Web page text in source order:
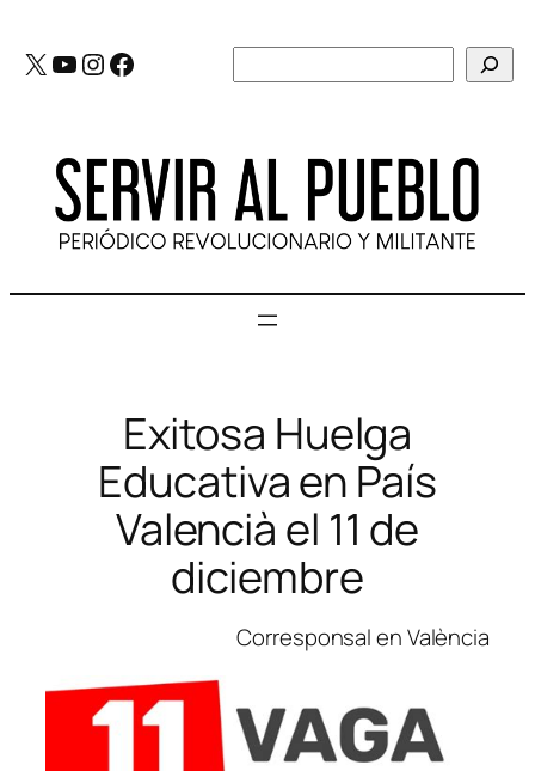
contenido
X YouTube
Instagram
Facebook
Exitosa Huelga
Educativa en País
Valencià el 11 de
diciembre
Corresponsal en València